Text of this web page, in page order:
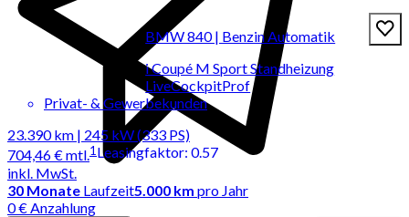
BMW 840 | Benzin Automatik
i Coupé M Sport Standheizung
LiveCockpitProf
Privat- & Gewerbekunden
23.390 km | 245 kW (333 PS)
704,46 €mtl.1
inkl. MwSt.
Leasingfaktor: 0.57
30 Monate Laufzeit5.000 km pro Jahr
0 € Anzahlung